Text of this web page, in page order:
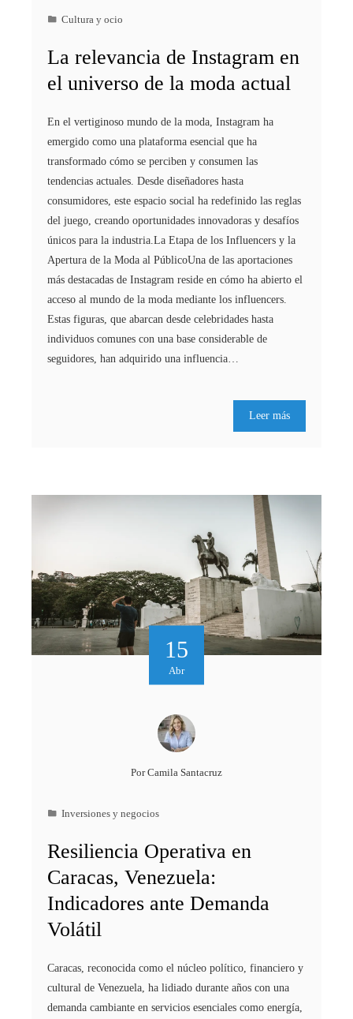
Cultura y ocio
La relevancia de Instagram en
el universo de la moda actual
En el vertiginoso mundo de la moda, Instagram ha
emergido como una plataforma esencial que ha
transformado cómo se perciben y consumen las
tendencias actuales. Desde diseñadores hasta
consumidores, este espacio social ha redefinido las reglas
del juego, creando oportunidades innovadoras y desafíos
únicos para la industria.La Etapa de los Influencers y la
Apertura de la Moda al PúblicoUna de las aportaciones
más destacadas de Instagram reside en cómo ha abierto el
acceso al mundo de la moda mediante los influencers.
Estas figuras, que abarcan desde celebridades hasta
individuos comunes con una base considerable de
seguidores, han adquirido una influencia…
Leer más
15
Abr
PorCamila Santacruz
Inversiones y negocios
Resiliencia Operativa en
Caracas, Venezuela:
Indicadores ante Demanda
Volátil
Caracas, reconocida como el núcleo político, financiero y
cultural de Venezuela, ha lidiado durante años con una
demanda cambiante en servicios esenciales como energía,